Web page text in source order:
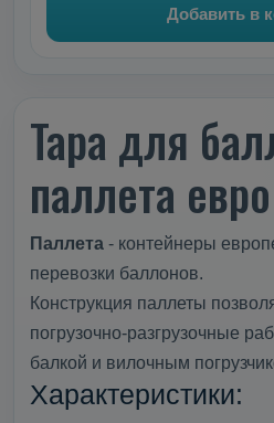
Добавить в
Тара для
паллета евро
Паллета - контейнеры
перевозки баллонов.
Конструкция паллеты
погрузочно-разгрузочные
балкой и вилочным
Характеристики: